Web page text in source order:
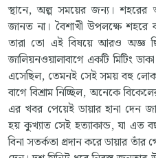
স্থানে, অল্প সময়ের জন্য।
জানত না। বৈশাখী উপলক্ষে শহরে
তারা তো এই বিষয়ে আরও অজ্ঞ
জালিয়নওয়ালাবাগে একটি মিটিং
এসেছিল, তেমনই সেই সময় বহু লোক
বাগে বিশ্রাম নিচ্ছিল, অনেকে
এর খবর পেয়েই ডায়ার হানা দেন
হয় কুখ্যাত সেই হত্যাকান্ড, যা এত
বিনা সতর্কতা প্রদান করে ডায়ার তাঁর